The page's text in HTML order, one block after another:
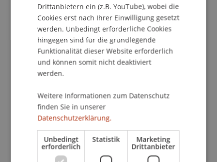
T. +423 265 11 43
johannes.herburger@uni.li
Lehre
Derzeitige Tätigkeit
Ausbildung
Drittanbietern ein (z.B. YouTube), wobei die
Cookies erst nach Ihrer Einwilligung gesetzt
werden. Unbedingt erforderliche Cookies
hingegen sind für die grundlegende
Funktionalität dieser Website erforderlich
und können somit nicht deaktiviert
werden.
Weitere Informationen zum Datenschutz
finden Sie in unserer
Datenschutzerklärung.
Unbedingt
erforderlich
Statistik Marketing
Drittanbieter